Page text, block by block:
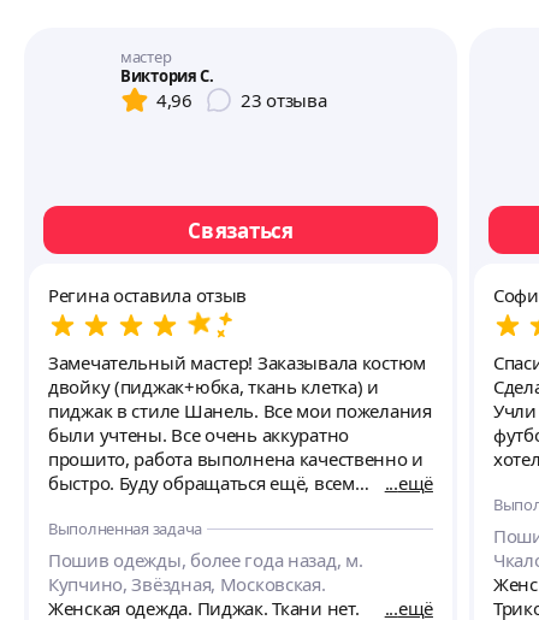
мастер
Виктория С.
4,96 23 отзыва
Связаться
Регина оставила отзыв
Замечательный мастер! Заказывала костюм
двойку (пиджак+юбка, ткань клетка) и
пиджак в стиле Шанель. Все мои пожелания
были учтены. Все очень аккуратно
прошито, работа выполнена качественно и
быстро. Буду обращаться ещё, всем
ещё
Выполненная задача
Пошив одежды, более года назад, м.
Купчино, Звёздная, Московская.
Женская одежда. Пиджак. Ткани нет.
ещё